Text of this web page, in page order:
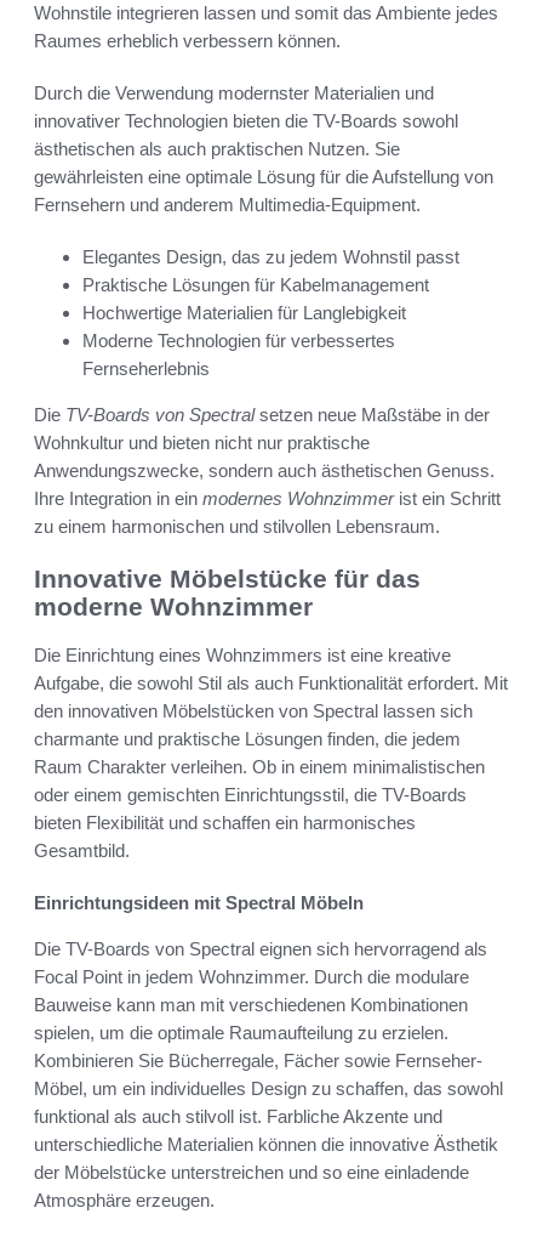
Wohnstile integrieren lassen und somit das Ambiente jedes
Raumes erheblich verbessern können.
Durch die Verwendung modernster Materialien und
innovativer Technologien bieten die TV-Boards sowohl
ästhetischen als auch praktischen Nutzen. Sie
gewährleisten eine optimale Lösung für die Aufstellung von
Fernsehern und anderem Multimedia-Equipment.
Elegantes Design, das zu jedem Wohnstil passt
Praktische Lösungen für Kabelmanagement
Hochwertige Materialien für Langlebigkeit
Moderne Technologien für verbessertes
Fernseherlebnis
Die TV-Boards von Spectralsetzen neue Maßstäbe in der
Wohnkultur und bieten nicht nur praktische
Anwendungszwecke, sondern auch ästhetischen Genuss.
Ihre Integration in ein modernes Wohnzimmerist ein Schritt
zu einem harmonischen und stilvollen Lebensraum.
Innovative Möbelstücke für das
moderne Wohnzimmer
Die Einrichtung eines Wohnzimmers ist eine kreative
Aufgabe, die sowohl Stil als auch Funktionalität erfordert. Mit
den innovativen Möbelstücken von Spectral lassen sich
charmante und praktische Lösungen finden, die jedem
Raum Charakter verleihen. Ob in einem minimalistischen
oder einem gemischten Einrichtungsstil, die TV-Boards
bieten Flexibilität und schaffen ein harmonisches
Gesamtbild.
Einrichtungsideen mit Spectral Möbeln
Die TV-Boards von Spectral eignen sich hervorragend als
Focal Point in jedem Wohnzimmer. Durch die modulare
Bauweise kann man mit verschiedenen Kombinationen
spielen, um die optimale Raumaufteilung zu erzielen.
Kombinieren Sie Bücherregale, Fächer sowie Fernseher-
Möbel, um ein individuelles Design zu schaffen, das sowohl
funktional als auch stilvoll ist. Farbliche Akzente und
unterschiedliche Materialien können die innovative Ästhetik
der Möbelstücke unterstreichen und so eine einladende
Atmosphäre erzeugen.